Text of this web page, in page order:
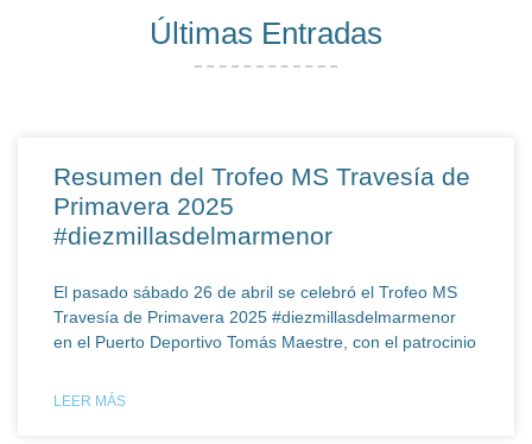
Últimas Entradas
Resumen del Trofeo MS Travesía de
Primavera 2025
#diezmillasdelmarmenor
El pasado sábado 26 de abril se celebró el Trofeo MS
Travesía de Primavera 2025 #diezmillasdelmarmenor
en el Puerto Deportivo Tomás Maestre, con el patrocinio
LEER MÁS